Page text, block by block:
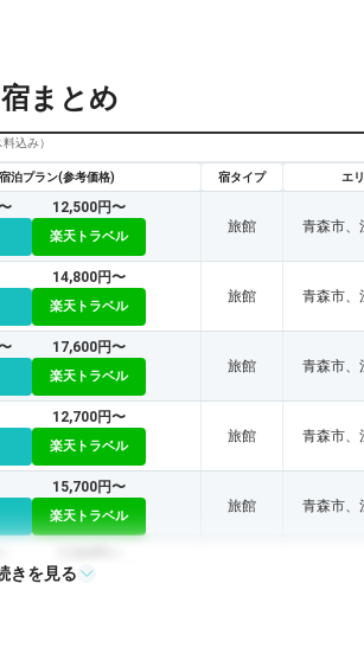
まとめ
込み）
宿泊プラン(参考価格) 宿タイプ エ
12,500円〜
楽天トラベル
旅館 青森市、
14,800円〜
楽天トラベル
旅館 青森市、
17,600円〜
楽天トラベル
旅館 青森市、
12,700円〜
楽天トラベル
旅館 青森市、
15,700円〜
楽天トラベル
旅館 青森市、
楽天トラベル
きを見る